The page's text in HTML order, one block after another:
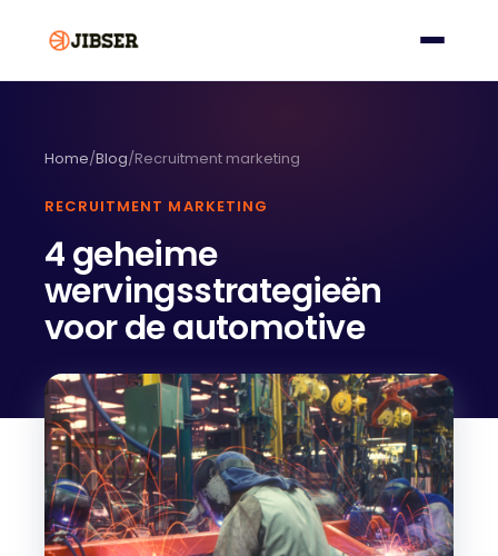
Home/Blog/Recruitment marketing
RECRUITMENT MARKETING
4 geheime
wervingsstrategieën
voor de automotive